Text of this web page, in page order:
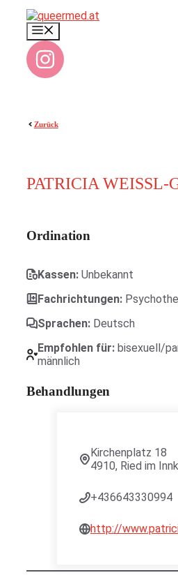
Inhalt
springen
Zurück
PATRICIA WEISSL-
Ordination
Kassen: Unbekannt
Fachrichtungen:
Sprachen: Deutsch
Empfohlen für: bisexuell/
männlich
Behandlungen
Kirchenplatz 18
4910, Ried im
+436643330994
http://